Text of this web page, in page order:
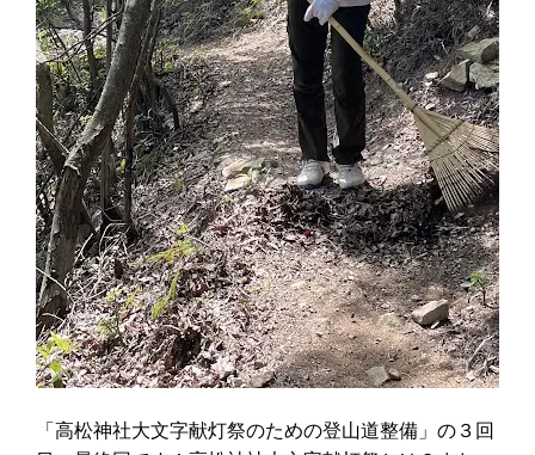
「高松神社大文字献灯祭のための登山道整備」の３回